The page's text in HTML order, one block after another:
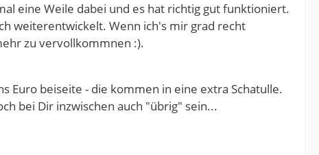
eine Weile dabei und es hat richtig gut funktioniert.
weiterentwickelt. Wenn ich's mir grad recht
zu vervollkommnen :).
Euro beiseite - die kommen in eine extra Schatulle.
bei Dir inzwischen auch "übrig" sein...